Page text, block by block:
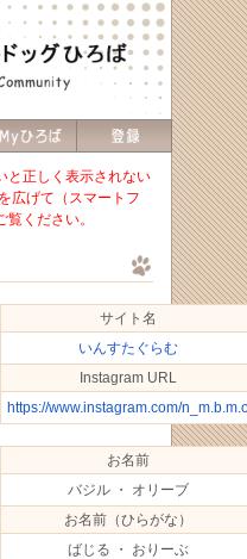
と正しく表示されない
広げて（スマートフ
ください。
サイト名
いんすたぐらむ
Instagram URL
https://www.instagram.com/
お名前
バジル ・ オリーブ
お名前（ひらがな）
ばじる ・ おりーぶ